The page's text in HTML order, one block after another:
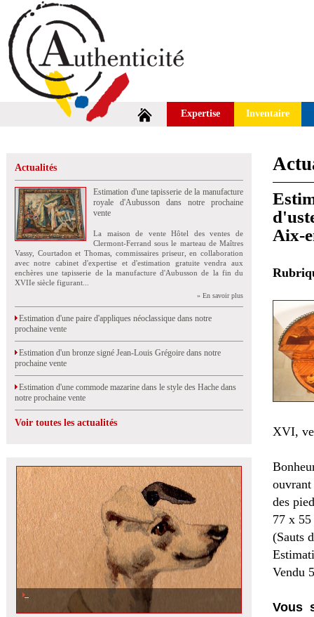
Expertise Inventaire
Actualités
Estimation d'une tapisserie de la manufacture
royale d'Aubusson dans notre prochaine
vente
La maison de vente Hôtel des ventes de
Clermont-Ferrand sous le marteau de Maîtres
Vassy, Courtadon et Thomas, commissaires priseur, en collaboration
avec notre cabinet d'expertise et d'estimation gratuite vendra aux
enchères une tapisserie de la manufacture d'Aubusson de la fin du
XVIIe siècle figurant...
» En savoir plus
Estimation d'une paire d'appliques néoclassique dans notre
prochaine vente
Estimation d'un bronze signé Jean-Louis Grégoire dans notre
prochaine vente
Estimation d'une commode mazarine dans le style des Hache dans
notre prochaine vente
Voir toutes les actualités
Aix-
XVI,
des
77 x
(Sauts
Vendu
Vous